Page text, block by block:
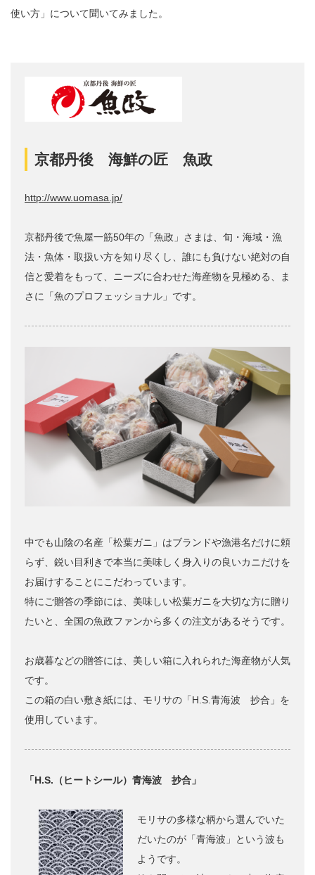
使い方」について聞いてみました。
京都丹後 海鮮の匠 魚政
http://www.uomasa.jp/
京都丹後で魚屋一筋50年の「魚政」さまは、旬・海域・漁
法・魚体・取扱い方を知り尽くし、誰にも負けない絶対の自
信と愛着をもって、ニーズに合わせた海産物を見極める、ま
さに「魚のプロフェッショナル」です。
中でも山陰の名産「松葉ガニ」はブランドや漁港名だけに頼
らず、鋭い目利きで本当に美味しく身入りの良いカニだけを
お届けすることにこだわっています。
特にご贈答の季節には、美味しい松葉ガニを大切な方に贈り
たいと、全国の魚政ファンから多くの注文があるそうです。
お歳暮などの贈答には、美しい箱に入れられた海産物が人気
です。
この箱の白い敷き紙には、モリサの「H.S.青海波 抄合」を
使用しています。
「H.S.（ヒートシール）青海波 抄合」
モリサの多様な柄から選んでいた
だいたのが「青海波」という波も
ようです。